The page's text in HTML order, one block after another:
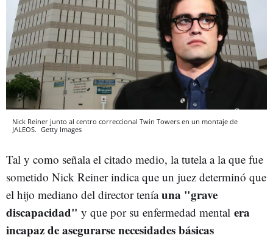
Nick Reiner junto al centro correccional Twin Towers en un montaje de
JALEOS. Getty Images
Tal y como señala el citado medio, la tutela a la que fue
sometido Nick Reiner indica que un juez determinó que
el hijo mediano del director teníauna "grave
discapacidad" y que por su enfermedad mental era
incapaz de asegurarse necesidades básicas